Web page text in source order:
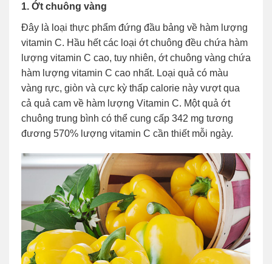
1. Ớt chuông vàng
Đây là loại thực phẩm đứng đầu bảng về hàm lượng
vitamin C. Hầu hết các loại ớt chuông đều chứa hàm
lượng vitamin C cao, tuy nhiên, ớt chuông vàng chứa
hàm lượng vitamin C cao nhất. Loại quả có màu
vàng rực, giòn và cực kỳ thấp calorie này vượt qua
cả quả cam về hàm lượng Vitamin C. Một quả ớt
chuông trung bình có thể cung cấp 342 mg tương
đương 570% lượng vitamin C cần thiết mỗi ngày.